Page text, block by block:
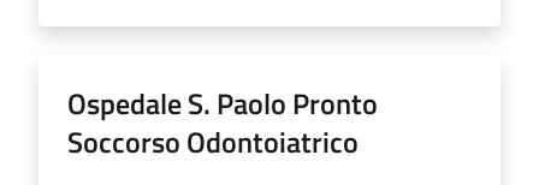
Ospedale S. Paolo Pronto
Soccorso Odontoiatrico